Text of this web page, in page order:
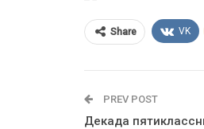
Share VK
PREV POST
Декада